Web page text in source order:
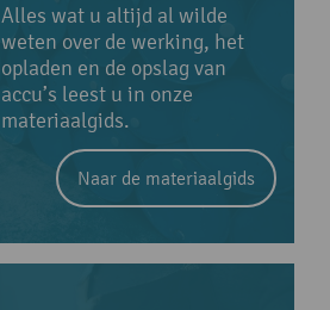
Alles wat u altijd al wilde
weten over de werking, het
opladen en de opslag van
accu’s leest u in onze
materiaalgids.
Naar de materiaalgids